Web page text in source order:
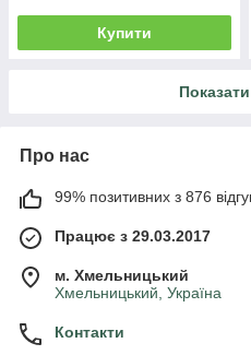
Купити
Про нас
99% позитивних з 876
Працює з 29.03.2017
м. Хмельницький
Хмельницький, Україна
Контакти